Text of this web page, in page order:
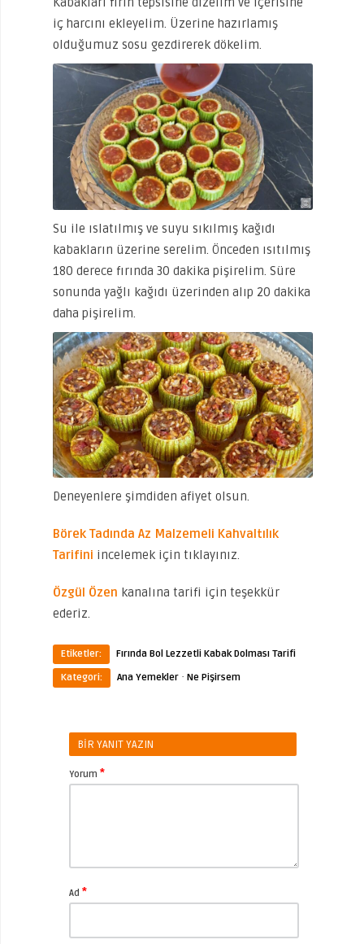
iç harcını ekleyelim. Üzerine hazırlamış
olduğumuz sosu gezdirerek dökelim.
Su ile ıslatılmış ve suyu sıkılmış kağıdı
kabakların üzerine serelim. Önceden ısıtılmış
180 derece fırında 30 dakika pişirelim. Süre
sonunda yağlı kağıdı üzerinden alıp 20 dakika
daha pişirelim.
Deneyenlere şimdiden afiyet olsun.
Börek Tadında Az Malzemeli Kahvaltılık
Tarifini incelemek için tıklayınız.
Özgül Özen kanalına tarifi için teşekkür
ederiz.
Etiketler:
Fırında Bol Lezzetli Kabak Dolması Tarifi
Kategori:
Ana Yemekler · Ne Pişirsem
BIR YANIT YAZIN
Yorum *
Ad *